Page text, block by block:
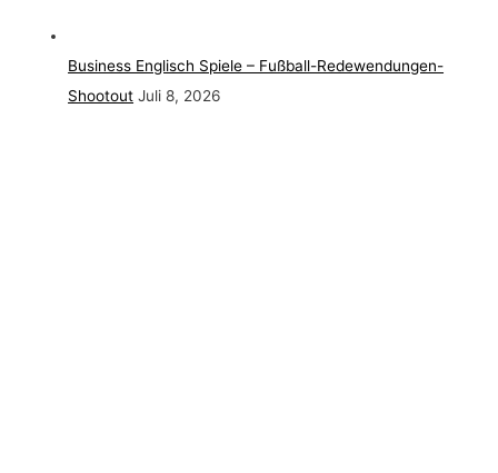
Business Englisch Spiele – Fußball-Redewendungen-
Shootout Juli 8, 2026